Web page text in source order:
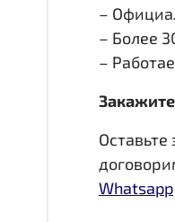
–
– Более
–
Whatsapp